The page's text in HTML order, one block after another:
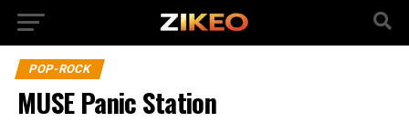
POP-ROCK
MUSE Panic Station